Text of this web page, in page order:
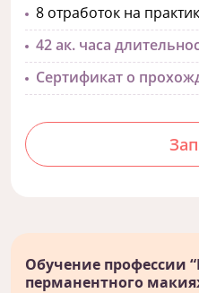
8 отработок на
42 ак. часа
Сертификат о
Обучение профессии
перманентного